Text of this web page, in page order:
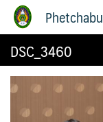
DSC_3460